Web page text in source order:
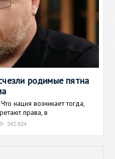
родимые пятна
нация возникает тогда,
права, в
342 624